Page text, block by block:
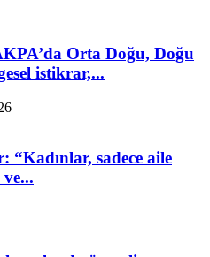
Orta Doğu, Doğu
istikrar,...
“Kadınlar, sadece aile